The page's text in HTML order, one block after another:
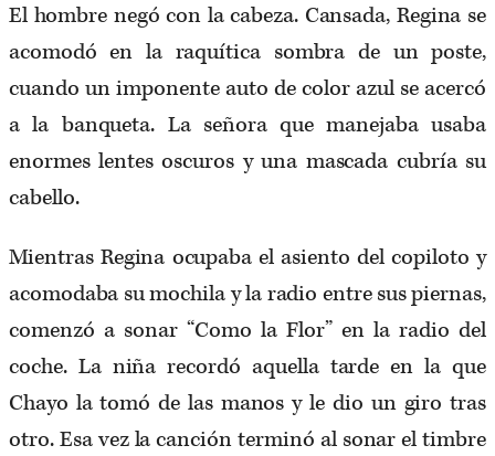
El hombre negó con la cabeza. Cansada, Regina se
acomodó en la raquítica sombra de un poste,
cuando un imponente auto de color azul se acercó
a la banqueta. La señora que manejaba usaba
enormes lentes oscuros y una mascada cubría su
cabello.
Mientras Regina ocupaba el asiento del copiloto y
acomodaba su mochila y la radio entre sus piernas,
comenzó a sonar “Como la Flor” en la radio del
coche. La niña recordó aquella tarde en la que
Chayo la tomó de las manos y le dio un giro tras
otro. Esa vez la canción terminó al sonar el timbre